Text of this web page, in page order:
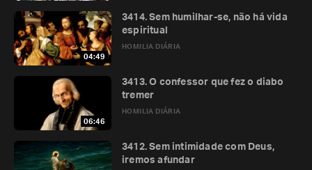
04:49
HOMILIA DIÁRIA
3414. Sem humilhar-se, não há vida
espiritual
06:46
HOMILIA DIÁRIA
3413. O confessor que fez o diabo
tremer
3412. Sem intimidade com Deus,
iremos afundar